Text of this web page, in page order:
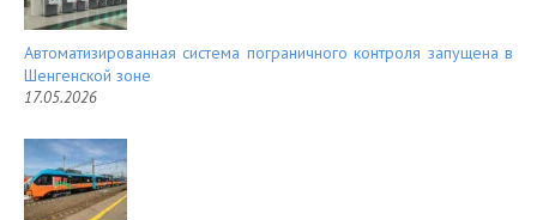
Автоматизированная система пограничного контроля запущена в
Шенгенской зоне
17.05.2026